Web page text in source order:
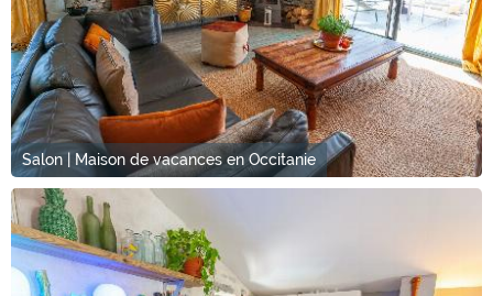
Salon | Maison de vacances en Occitanie